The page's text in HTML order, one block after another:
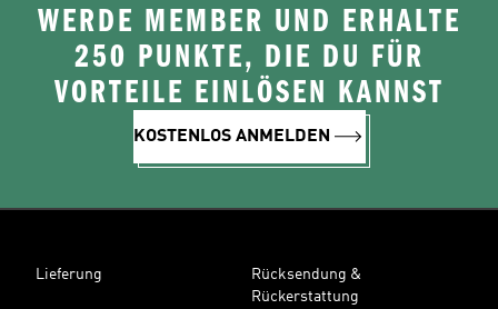
WERDE MEMBER UND ERHALTE
250 PUNKTE, DIE DU FÜR
VORTEILE EINLÖSEN KANNST
KOSTENLOS ANMELDEN
Lieferung
Rücksendung &
Rückerstattung